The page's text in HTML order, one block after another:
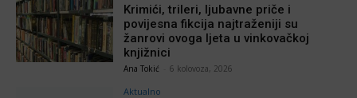
Krimići, trileri, ljubavne priče i
povijesna fikcija najtraženiji su
žanrovi ovoga ljeta u vinkovačkoj
knjižnici
Ana Tokić 6 kolovoza, 2026
Aktualno